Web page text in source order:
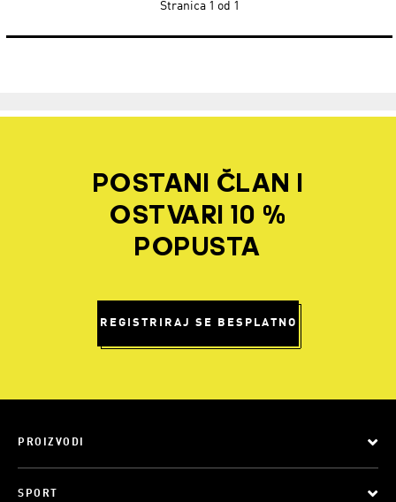
Stranica 1 od 1
POSTANI ČLAN I
OSTVARI 10 %
POPUSTA
REGISTRIRAJ SE BESPLATNO
PROIZVODI
SPORT